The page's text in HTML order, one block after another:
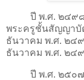
ปี พ.ศ. ๒๔๙๘ ท่
พระครูชั้นสัญญาบั
ธันวาคม พ.ศ. ๒๔
ธันวาคม พ.ศ. ๒๔
ปี พ.ศ. ๒๕๐๗ ท่